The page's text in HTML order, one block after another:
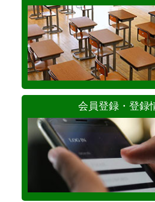
会員登録・登録